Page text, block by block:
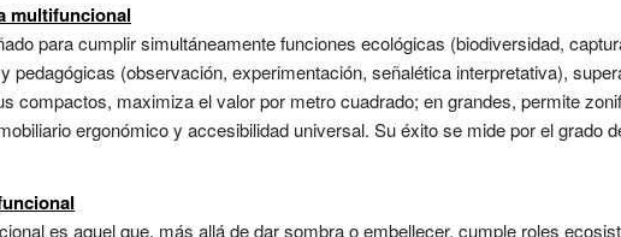
multifuncional
para cumplir simultáneamente funciones ecológicas (biodiversidad,
pedagógicas (observación, experimentación, señalética interpretativa),
compactos, maximiza el valor por metro cuadrado; en grandes, permite
ergonómico y accesibilidad universal. Su éxito se mide por el grado
es aquel que, más allá de dar sombra o embellecer, cumple roles